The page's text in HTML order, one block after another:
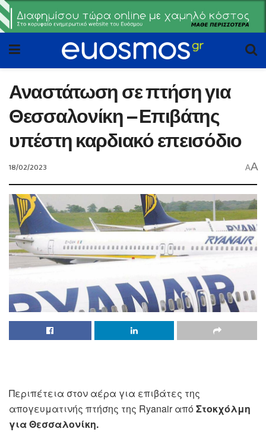
Αναστάτωση σε πτήση για
Θεσσαλονίκη – Επιβάτης
υπέστη καρδιακό επεισόδιο
18/02/2023 AA
Περιπέτεια στον αέρα για επιβάτες της
απογευματινής πτήσης της Ryanair απόΣτοκχόλμη
για Θεσσαλονίκη.